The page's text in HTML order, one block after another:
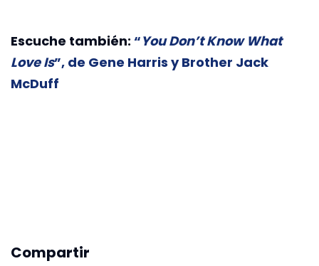
Escuche también: “You Don’t Know What
Love Is”, de Gene Harris y Brother Jack
McDuff
Compartir